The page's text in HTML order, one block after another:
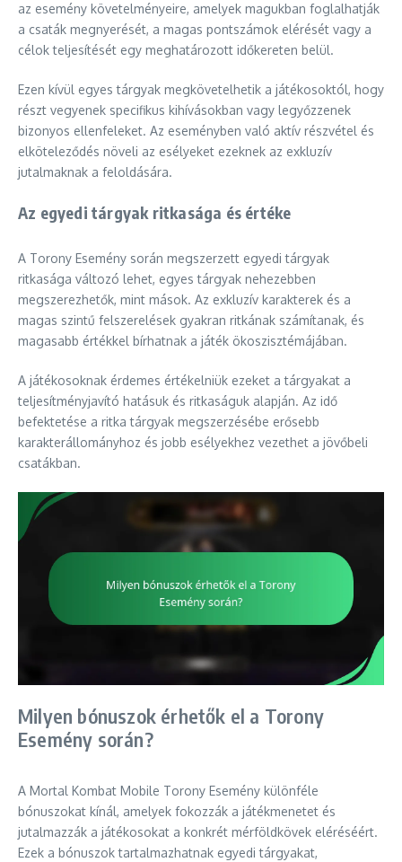
az esemény követelményeire, amelyek magukban foglalhatják
a csaták megnyerését, a magas pontszámok elérését vagy a
célok teljesítését egy meghatározott időkereten belül.
Ezen kívül egyes tárgyak megkövetelhetik a játékosoktól, hogy
részt vegyenek specifikus kihívásokban vagy legyőzzenek
bizonyos ellenfeleket. Az eseményben való aktív részvétel és
elköteleződés növeli az esélyeket ezeknek az exkluzív
jutalmaknak a feloldására.
Az egyedi tárgyak ritkasága és értéke
A Torony Esemény során megszerzett egyedi tárgyak
ritkasága változó lehet, egyes tárgyak nehezebben
megszerezhetők, mint mások. Az exkluzív karakterek és a
magas szintű felszerelések gyakran ritkának számítanak, és
magasabb értékkel bírhatnak a játék ökoszisztémájában.
A játékosoknak érdemes értékelniük ezeket a tárgyakat a
teljesítményjavító hatásuk és ritkaságuk alapján. Az idő
befektetése a ritka tárgyak megszerzésébe erősebb
karakterállományhoz és jobb esélyekhez vezethet a jövőbeli
csatákban.
Milyen bónuszok érhetők el a Torony
Esemény során?
A Mortal Kombat Mobile Torony Esemény különféle
bónuszokat kínál, amelyek fokozzák a játékmenetet és
jutalmazzák a játékosokat a konkrét mérföldkövek eléréséért.
Ezek a bónuszok tartalmazhatnak egyedi tárgyakat,